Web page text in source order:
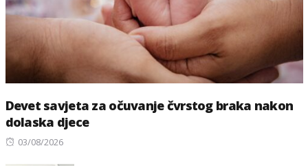
Devet savjeta za očuvanje čvrstog braka nakon
dolaska djece
Posted
03/08/2026